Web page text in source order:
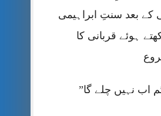
کے بعد سنتِ ابراہیمی
ہوئے قربانی کا
اب نہیں چلے گا”